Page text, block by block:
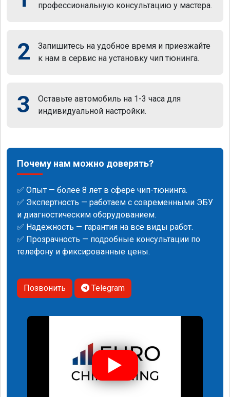
профессиональную консультацию у мастера.
2
Запишитесь на удобное время и приезжайте
к нам в сервис на установку чип тюнинга.
3
Оставьте автомобиль на 1-3 часа для
индивидуальной настройки.
Почему нам можно доверять?
✅ Опыт — более 8 лет в сфере чип-тюнинга.
✅ Экспертность — работаем с современными ЭБУ
и диагностическим оборудованием.
✅ Надежность — гарантия на все виды работ.
✅ Прозрачность — подробные консультации по
телефону и фиксированные цены.
Позвонить Telegram